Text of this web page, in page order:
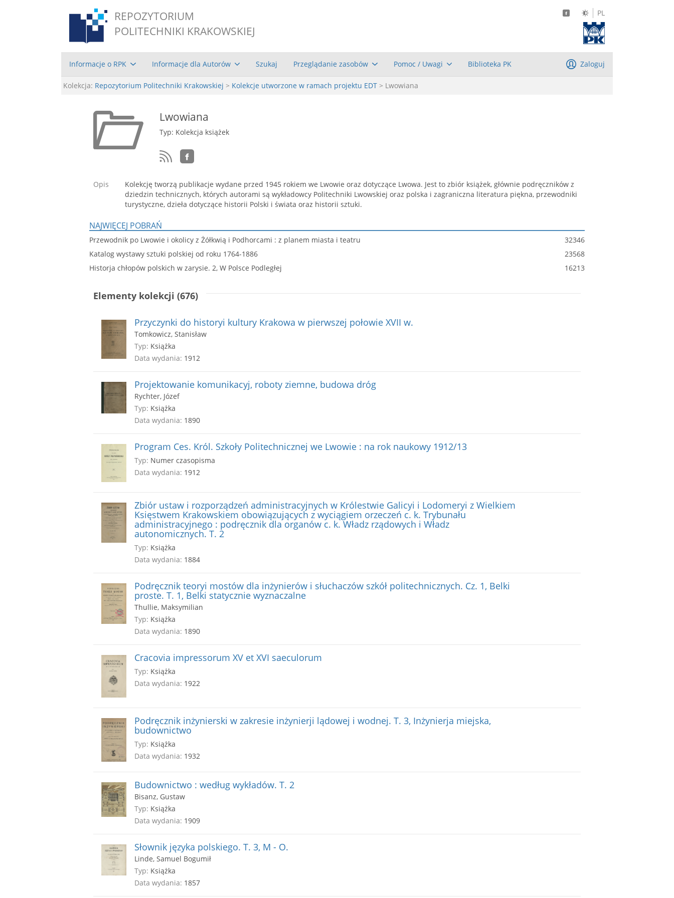
REPOZYTORIUM
POLITECHNIKI KRAKOWSKIEJ
PL
Informacje o RPK Informacje dla Autorów Szukaj Przeglądanie zasobów Pomoc / Uwagi Biblioteka PK Zaloguj
Kolekcja: Repozytorium Politechniki Krakowskiej > Kolekcje utworzone w ramach projektu EDT > Lwowiana
Lwowiana
Typ: Kolekcja książek
Opis
Kolekcję tworzą publikacje wydane przed 1945 rokiem we Lwowie oraz dotyczące Lwowa. Jest to zbiór książek, głównie podręczników z
dziedzin technicznych, których autorami są wykładowcy Politechniki Lwowskiej oraz polska i zagraniczna literatura piękna, przewodniki
turystyczne, dzieła dotyczące historii Polski i świata oraz historii sztuki.
NAJWIĘCEJ POBRAŃ
Przewodnik po Lwowie i okolicy z Żółkwią i Podhorcami : z planem miasta i teatru
32346
Katalog wystawy sztuki polskiej od roku 1764-1886
23568
Historja chłopów polskich w zarysie. 2, W Polsce Podległej
16213
Elementy kolekcji (676)
Przyczynki do historyi kultury Krakowa w pierwszej połowie XVII w.
Tomkowicz, Stanisław
Typ: Książka
Data wydania: 1912
Projektowanie komunikacyj, roboty ziemne, budowa dróg
Rychter, Józef
Typ: Książka
Data wydania: 1890
Program Ces. Król. Szkoły Politechnicznej we Lwowie : na rok naukowy 1912/13
Typ: Numer czasopisma
Data wydania: 1912
Zbiór ustaw i rozporządzeń administracyjnych w Królestwie Galicyi i Lodomeryi z Wielkiem
Księstwem Krakowskiem obowiązujących z wyciągiem orzeczeń c. k. Trybunału
administracyjnego : podręcznik dla organów c. k. Władz rządowych i Władz
autonomicznych. T. 2
Typ: Książka
Data wydania: 1884
Podręcznik teoryi mostów dla inżynierów i słuchaczów szkół politechnicznych. Cz. 1, Belki
proste. T. 1, Belki statycznie wyznaczalne
Thullie, Maksymilian
Typ: Książka
Data wydania: 1890
Cracovia impressorum XV et XVI saeculorum
Typ: Książka
Data wydania: 1922
Podręcznik inżynierski w zakresie inżynierji lądowej i wodnej. T. 3, Inżynierja miejska,
budownictwo
Typ: Książka
Data wydania: 1932
Budownictwo : według wykładów. T. 2
Bisanz, Gustaw
Typ: Książka
Data wydania: 1909
Słownik języka polskiego. T. 3, M - O.
Linde, Samuel Bogumił
Typ: Książka
Data wydania: 1857